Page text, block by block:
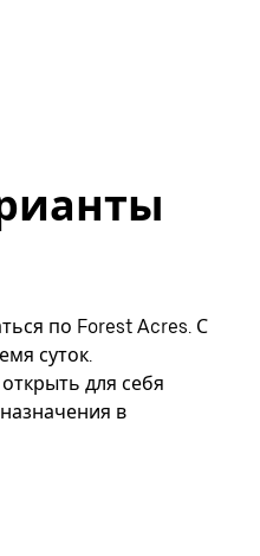
по Forest Acres. С
суток.
для себя
в